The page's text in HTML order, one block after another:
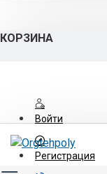
КОРЗИНА
Войти
Регистрация